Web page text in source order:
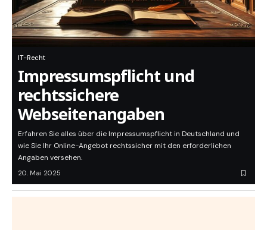
IT-Recht
Impressumspflicht und
rechtssichere
Webseitenangaben
Erfahren Sie alles über die Impressumspflicht in Deutschland und
wie Sie Ihr Online-Angebot rechtssicher mit den erforderlichen
Angaben versehen.
20. Mai 2025